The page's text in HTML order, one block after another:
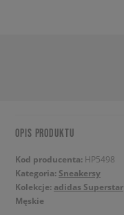
OPIS PRODUKTU
Kod producenta: HP5498
Kategoria: Sneakersy
Kolekcje: adidas Superstar
Męskie